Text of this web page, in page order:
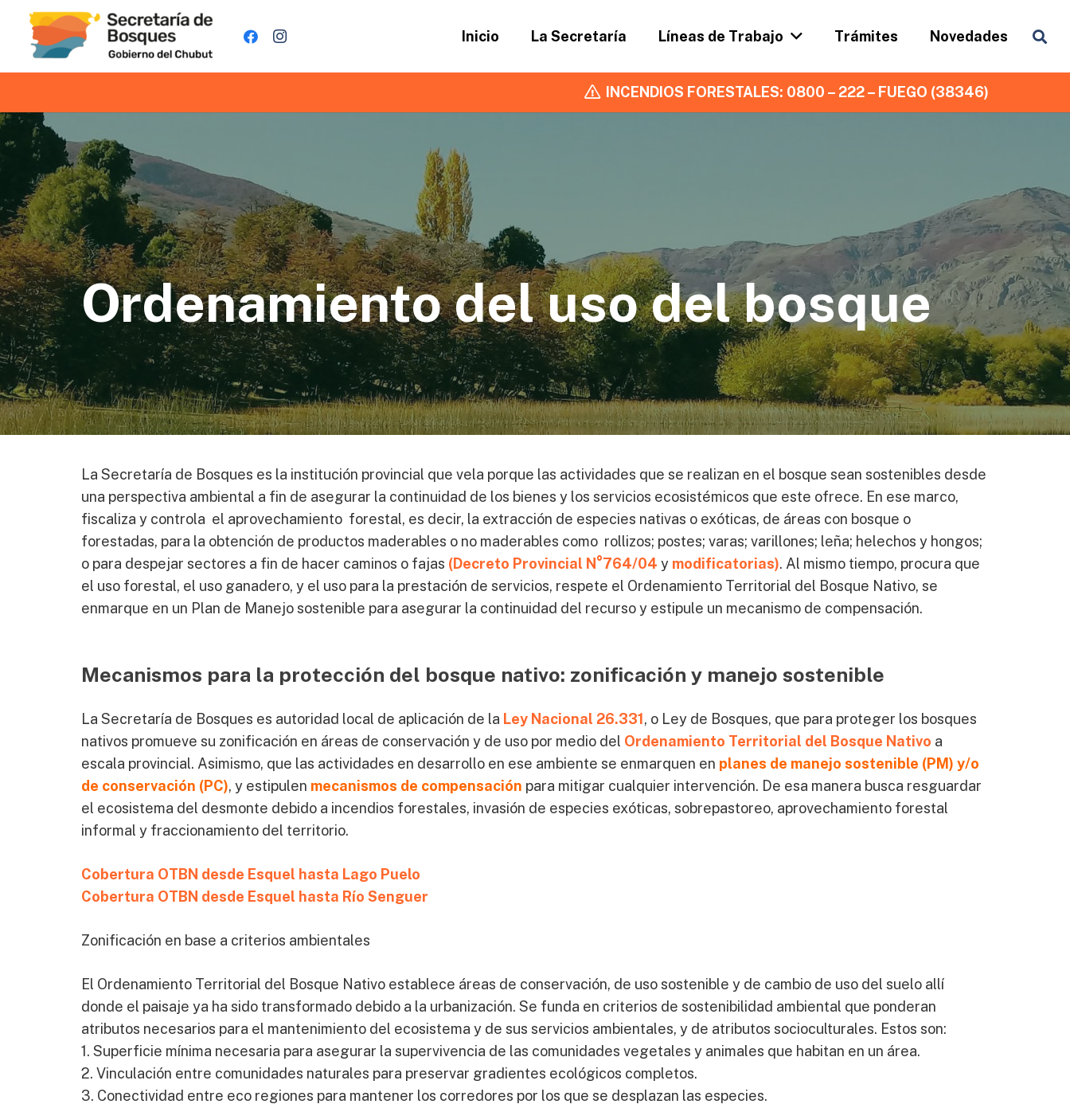
Inicio La Secretaría Líneas de Trabajo Trámites Novedades
INCENDIOS FORESTALES: 0800 – 222 – FUEGO (38346)
Ordenamiento del uso del bosque
La Secretaría de Bosques es la institución provincial que vela porque las actividades que se realizan en el bosque sean sostenibles desde
una perspectiva ambiental a fin de asegurar la continuidad de los bienes y los servicios ecosistémicos que este ofrece. En ese marco,
fiscaliza y controla el aprovechamiento forestal, es decir, la extracción de especies nativas o exóticas, de áreas con bosque o
forestadas, para la obtención de productos maderables o no maderables como rollizos; postes; varas; varillones; leña; helechos y hongos;
o para despejar sectores a fin de hacer caminos o fajas (Decreto Provincial N°764/04 y modificatorias). Al mismo tiempo, procura que
el uso forestal, el uso ganadero, y el uso para la prestación de servicios, respete el Ordenamiento Territorial del Bosque Nativo, se
enmarque en un Plan de Manejo sostenible para asegurar la continuidad del recurso y estipule un mecanismo de compensación.
Mecanismos para la protección del bosque nativo: zonificación y manejo sostenible
La Secretaría de Bosques es autoridad local de aplicación de la Ley Nacional 26.331 , o Ley de Bosques, que para proteger los bosques
nativos promueve su zonificación en áreas de conservación y de uso por medio del Ordenamiento Territorial del Bosque Nativo a
escala provincial. Asimismo, que las actividades en desarrollo en ese ambiente se enmarquen en planes de manejo sostenible (PM) y/o
de conservación (PC), y estipulen mecanismos de compensación para mitigar cualquier intervención. De esa manera busca resguardar
el ecosistema del desmonte debido a incendios forestales, invasión de especies exóticas, sobrepastoreo, aprovechamiento forestal
informal y fraccionamiento del territorio.
Cobertura OTBN desde Esquel hasta Lago Puelo
Cobertura OTBN desde Esquel hasta Río Senguer
Zonificación en base a criterios ambientales
El Ordenamiento Territorial del Bosque Nativo establece áreas de conservación, de uso sostenible y de cambio de uso del suelo allí
donde el paisaje ya ha sido transformado debido a la urbanización. Se funda en criterios de sostenibilidad ambiental que ponderan
atributos necesarios para el mantenimiento del ecosistema y de sus servicios ambientales, y de atributos socioculturales. Estos son:
1. Superficie mínima necesaria para asegurar la supervivencia de las comunidades vegetales y animales que habitan en un área.
2. Vinculación entre comunidades naturales para preservar gradientes ecológicos completos.
3. Conectividad entre eco regiones para mantener los corredores por los que se desplazan las especies.